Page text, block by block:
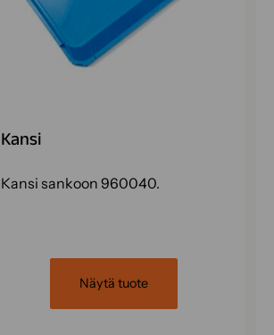
Kansi
Kansi sankoon 960040.
Näytä tuote